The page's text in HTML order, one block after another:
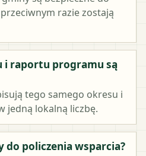
razie zostają
i raportu programu są
tego samego okresu i
jedną lokalną liczbę.
do policzenia wsparcia?